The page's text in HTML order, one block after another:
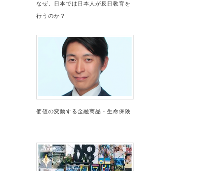
なぜ、日本では日本人が反日教育を
行うのか？
価値の変動する金融商品・生命保険